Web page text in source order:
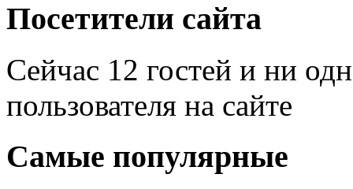
Посетители сайта
Сейчас 12 гостей и ни
пользователя на сайте
Самые популярные